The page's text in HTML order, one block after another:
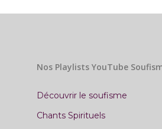
Nos Playlists YouTube
Découvrir le soufisme
Chants Spirituels